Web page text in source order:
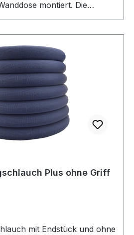
montiert. Die
mit den integrierten Kabeln
85 mm
Plus ohne Griff
mit Endstück und ohne